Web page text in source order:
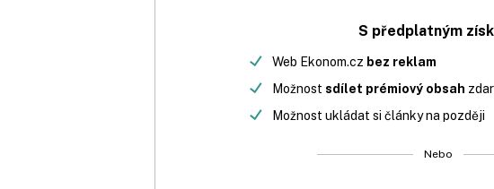
S předplatným
Web Ekonom.cz bez reklam
Možnost sdílet prémiový obsah
Možnost ukládat si články na později
Nebo